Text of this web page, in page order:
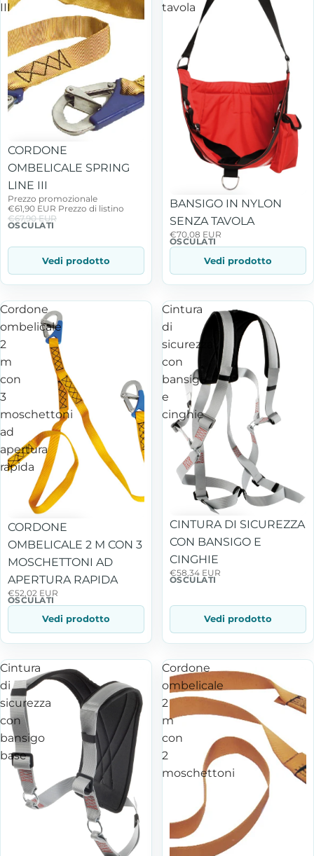
III
In offerta
CORDONE
OMBELICALE SPRING
LINE III
Prezzo promozionale
€61,90 EUR Prezzo di listino
€67,90 EUR
OSCULATI
Vedi prodotto
tavola
BANSIGO IN NYLON
SENZA TAVOLA
€70,08 EUR
OSCULATI
Vedi prodotto
Cordone
ombelicale
2
m
con
3
moschettoni
ad
apertura
rapida
CORDONE
OMBELICALE 2 M CON 3
MOSCHETTONI AD
APERTURA RAPIDA
€52,02 EUR
OSCULATI
Vedi prodotto
Cintura
di
sicurezza
con
bansigo
e
cinghie
CINTURA DI SICUREZZA
CON BANSIGO E
CINGHIE
€58,34 EUR
OSCULATI
Vedi prodotto
Cintura
di
sicurezza
con
bansigo
base
Cordone
ombelicale
2
m
con
2
moschettoni